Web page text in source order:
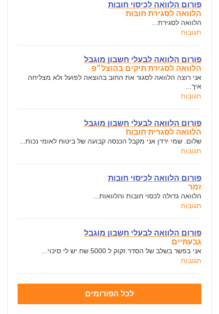
פורום הלוואה לכיסוי חובות
הלוואה לסגירת חובות
הלוואה לסגירת...
תגובות
פורום הלוואה לבעלי חשבון מוגבל
הלוואה לסגירת תיקים בהוצל״פ
אני רוצה הלוואה לסגור את החוב בהוצאה לפועל ולא מצליחה
איך...
תגובות
פורום הלוואה לבעלי חשבון מוגבל
הלוואה לסגרית חובות
שלום. שמי ירדן אני מקבל הכנסה קבועה של ביטוח לאומי נכות...
תגובות
פורום הלוואה לכיסוי חובות
זמר
הלוואה גדולה לכסוי חובות והלוואות...
תגובות
פורום הלוואה לבעלי חשבון מוגבל
גבעתיים
אני בפשר בשלב של הסדר.זקוק ל 5000 שח.יש לי סיכוי...
תגובות
לכל הפורומים